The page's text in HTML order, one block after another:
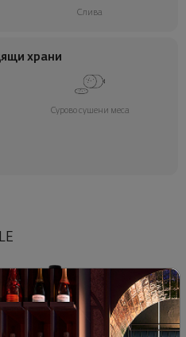
Слива
храни
Сурово сушени меса